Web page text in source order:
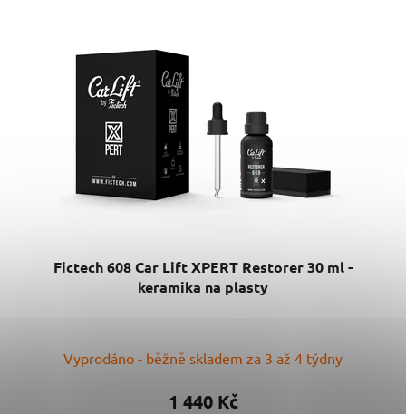
Fictech 608 Car Lift XPERT Restorer 30 ml -
keramika na plasty
Vyprodáno - běžně skladem za 3 až 4 týdny
1 440 Kč